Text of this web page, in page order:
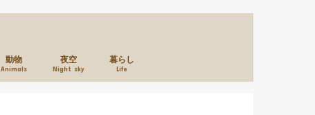
動物
Animals
夜空
Night sky
暮らし
Life